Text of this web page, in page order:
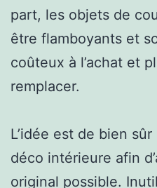
part, les objets de
être flamboyants et
coûteux à l’achat et
remplacer.
L’idée est de bien
déco intérieure afin
original possible.